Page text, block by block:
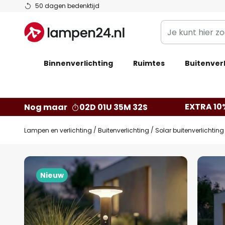
50 dagen bedenktijd
Ga
de
inhoud
Je
kunt
zoeken
webwinkel
Binnenverlichting Ruimtes
Nog maar 02D 01U 35M 31S EXTRA
Lampen en verlichting Buitenverlichting Solar buitenverlichting
Nieuw
Ga
naar
het
einde
van